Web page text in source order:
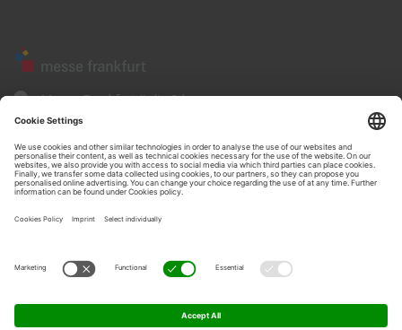
Messe Frankfurt Italia Srl
Corso Sempione, 68
www.messefrankfurt.it
Informativa sulla Privacy